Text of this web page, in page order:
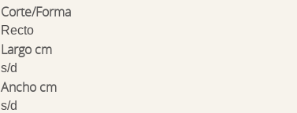
Corte/Forma
Recto
Largo cm
s/d
Ancho cm
s/d